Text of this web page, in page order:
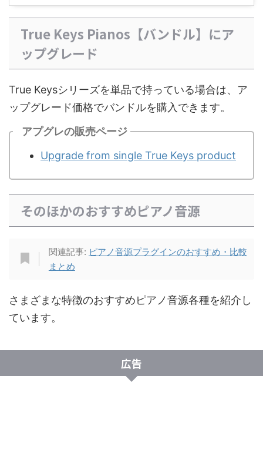
True Keys Pianos【バンドル】にア
ップグレード
True Keysシリーズを単品で持っている場合は、ア
ップグレード価格でバンドルを購入できます。
アプグレの販売ページ
Upgrade from single True Keys product
そのほかのおすすめピアノ音源
関連記事: ピアノ音源プラグインのおすすめ・比較
まとめ
さまざまな特徴のおすすめピアノ音源各種を紹介し
ています。
広告